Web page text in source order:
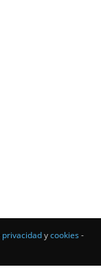
privacidadycookies -